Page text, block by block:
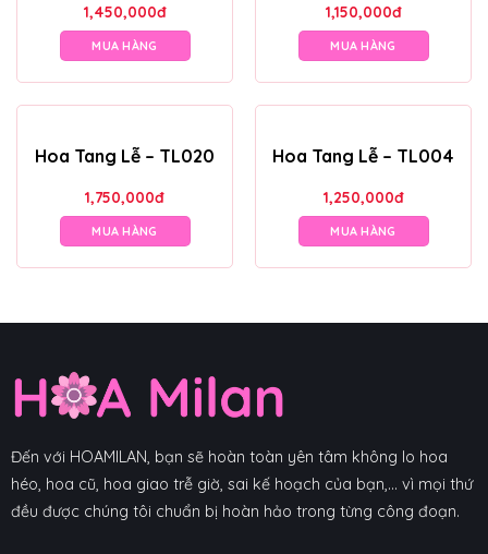
1,450,000đ
MUA HÀNG
1,150,000đ
MUA HÀNG
Hoa Tang Lễ – TL020
1,750,000đ
MUA HÀNG
Hoa Tang Lễ – TL004
1,250,000đ
MUA HÀNG
Đến với HOAMILAN, bạn sẽ hoàn toàn yên tâm không lo hoa
héo, hoa cũ, hoa giao trễ giờ, sai kế hoạch của bạn,... vì mọi thứ
đều được chúng tôi chuẩn bị hoàn hảo trong từng công đoạn.